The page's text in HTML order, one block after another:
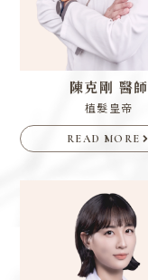
陳克剛 醫師
植髮皇帝
READ MORE